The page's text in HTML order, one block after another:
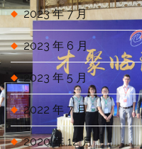
2023 年 7 月
2023 年 6 月
2023 年 5 月
2022 年 7 月
2020 年 12 月